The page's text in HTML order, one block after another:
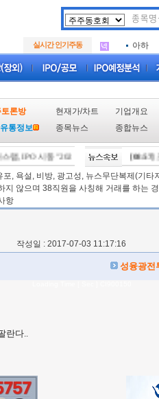
실시간 인기주동
아크로
.
삼성메
아하
.
삼성메
토론방 현재가/차트
기업개요
통정보
종목뉴스 종합뉴스
, IPO 시동 "2029년 방공망 체계 편입"
[08:57]코
, 욕설, 비방, 광고성, 뉴스무단복제(기타
지 않으며 38직원을 사칭해 거래를 하는
항
작성일 : 2017-07-03 11:17:16
성융광전
란다..